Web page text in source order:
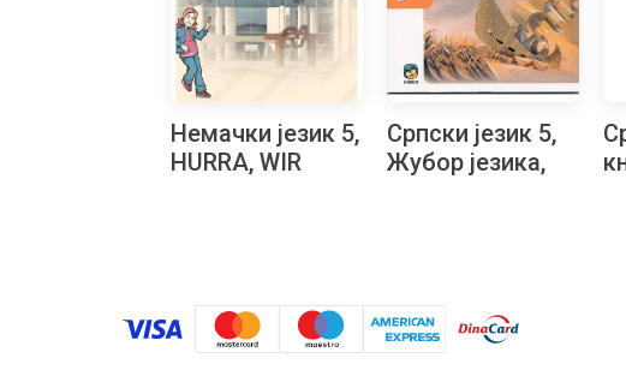
Немачки језик 5,
HURRA, WIR
Српски језик 5,
Жубор језика,